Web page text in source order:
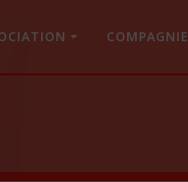
COMPAGNIE